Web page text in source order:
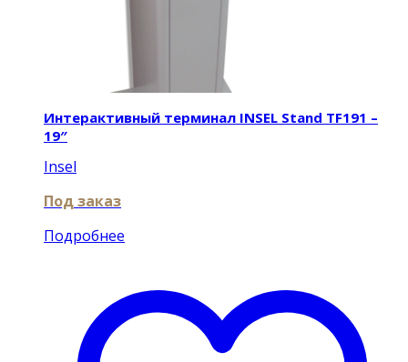
Интерактивный терминал INSEL Stand TF191 –
19″
Insel
Под заказ
Подробнее